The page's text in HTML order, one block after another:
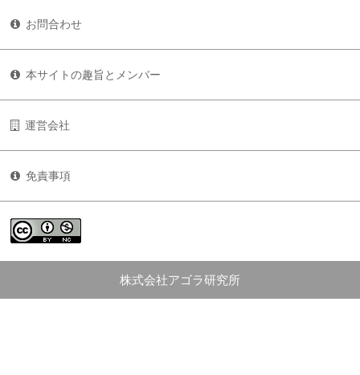
お問合わせ
本サイトの趣旨とメンバー
運営会社
免責事項
株式会社アゴラ研究所